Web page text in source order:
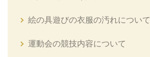
絵の具遊びの衣服の汚れについて
運動会の競技内容について